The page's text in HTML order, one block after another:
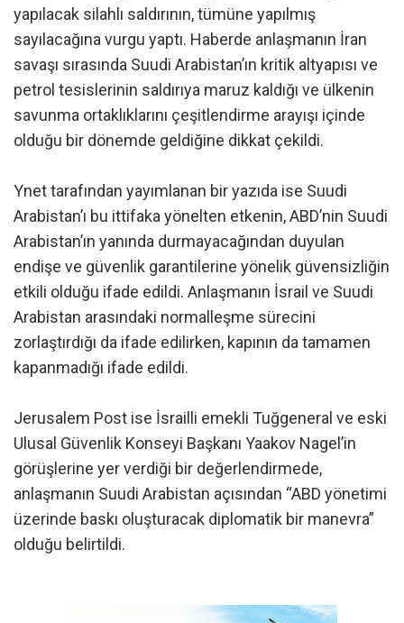
yapılacak silahlı saldırının, tümüne yapılmış
sayılacağına vurgu yaptı. Haberde anlaşmanın İran
savaşı sırasında Suudi Arabistan’ın kritik altyapısı ve
petrol tesislerinin saldırıya maruz kaldığı ve ülkenin
savunma ortaklıklarını çeşitlendirme arayışı içinde
olduğu bir dönemde geldiğine dikkat çekildi.
Ynet tarafından yayımlanan bir yazıda ise Suudi
Arabistan’ı bu ittifaka yönelten etkenin, ABD’nin Suudi
Arabistan’ın yanında durmayacağından duyulan
endişe ve güvenlik garantilerine yönelik güvensizliğin
etkili olduğu ifade edildi. Anlaşmanın İsrail ve Suudi
Arabistan arasındaki normalleşme sürecini
zorlaştırdığı da ifade edilirken, kapının da tamamen
kapanmadığı ifade edildi.
Jerusalem Post ise İsrailli emekli Tuğgeneral ve eski
Ulusal Güvenlik Konseyi Başkanı Yaakov Nagel’in
görüşlerine yer verdiği bir değerlendirmede,
anlaşmanın Suudi Arabistan açısından “ABD yönetimi
üzerinde baskı oluşturacak diplomatik bir manevra”
olduğu belirtildi.